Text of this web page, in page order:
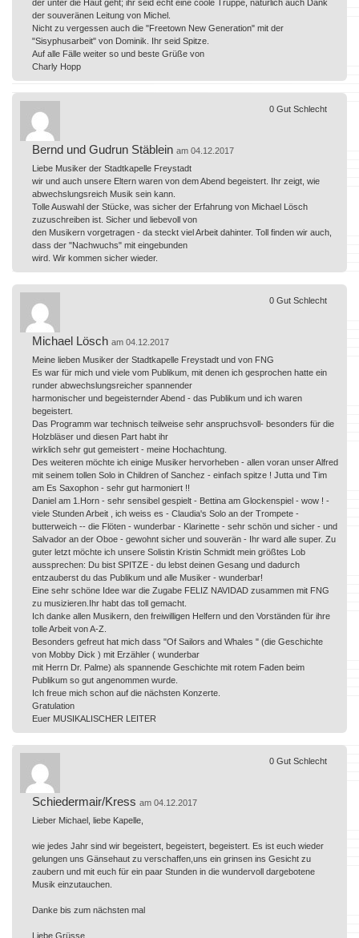
der unter die Haut geht; ihr seid echt eine coole Truppe, natürlich auch Dank
der souveränen Leitung von Michel.
Nicht zu vergessen auch die "Freetown New Generation" mit der
"Sisyphusarbeit" von Dominik. Ihr seid Spitze.
Auf alle Fälle weiter so und beste Grüße von
Charly Hopp
Bernd und Gudrun Stäblein am 04.12.2017
Liebe Musiker der Stadtkapelle Freystadt
wir und auch unsere Eltern waren von dem Abend begeistert. Ihr zeigt, wie
abwechslungsreich Musik sein kann.
Tolle Auswahl der Stücke, was sicher der Erfahrung von Michael Lösch
zuzuschreiben ist. Sicher und liebevoll von
den Musikern vorgetragen - da steckt viel Arbeit dahinter. Toll finden wir auch,
dass der "Nachwuchs" mit eingebunden
wird. Wir kommen sicher wieder.
0 Gut Schlecht
Michael Lösch am 04.12.2017
Meine lieben Musiker der Stadtkapelle Freystadt und von FNG
Es war für mich und viele vom Publikum, mit denen ich gesprochen hatte ein
runder abwechslungsreicher spannender
harmonischer und begeisternder Abend - das Publikum und ich waren
begeistert.
Das Programm war technisch teilweise sehr anspruchsvoll- besonders für die
Holzbläser und diesen Part habt ihr
wirklich sehr gut gemeistert - meine Hochachtung.
Des weiteren möchte ich einige Musiker hervorheben - allen voran unser Alfred
mit seinem tollen Solo in Children of Sanchez - einfach spitze ! Jutta und Tim
am Es Saxophon - sehr gut harmoniert !!
Daniel am 1.Horn - sehr sensibel gespielt - Bettina am Glockenspiel - wow ! -
viele Stunden Arbeit , ich weiss es - Claudia's Solo an der Trompete -
butterweich -- die Flöten - wunderbar - Klarinette - sehr schön und sicher - und
Salvador an der Oboe - gewohnt sicher und souverän - Ihr ward alle super. Zu
guter letzt möchte ich unsere Solistin Kristin Schmidt mein größtes Lob
aussprechen: Du bist SPITZE - du lebst deinen Gesang und dadurch
entzauberst du das Publikum und alle Musiker - wunderbar!
Eine sehr schöne Idee war die Zugabe FELIZ NAVIDAD zusammen mit FNG
zu musizieren.Ihr habt das toll gemacht.
Ich danke allen Musikern, den freiwilligen Helfern und den Vorständen für ihre
tolle Arbeit von A-Z.
Besonders gefreut hat mich dass "Of Sailors and Whales " (die Geschichte
von Mobby Dick ) mit Erzähler ( wunderbar
mit Herrn Dr. Palme) als spannende Geschichte mit rotem Faden beim
Publikum so gut angenommen wurde.
Ich freue mich schon auf die nächsten Konzerte.
Gratulation
Euer MUSIKALISCHER LEITER
0 Gut Schlecht
Schiedermair/Kress am 04.12.2017
Lieber Michael, liebe Kapelle,
wie jedes Jahr sind wir begeistert, begeistert, begeistert. Es ist euch wieder
gelungen uns Gänsehaut zu verschaffen,uns ein grinsen ins Gesicht zu
zaubern und mit euch für ein paar Stunden in die wundervoll dargebotene
Musik einzutauchen.
Danke bis zum nächsten mal
Liebe Grüsse
0 Gut Schlecht